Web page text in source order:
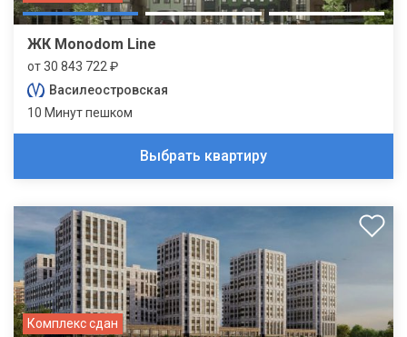
ЖК Monodom Line
от 30 843 722 ₽
Василеостровская
10 Минут пешком
Выбрать квартиру
Комплекс сдан